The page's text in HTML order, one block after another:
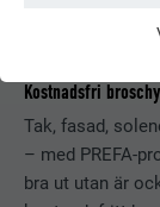
Kostnadsfri
Tak, fasad,
– med PREFA-
bra ut utan är
GRUNDLÄGGANDE
grundläggande
fungerar korrekt.
EFTERNAMN